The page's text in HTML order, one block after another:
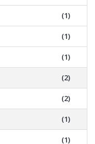
(1)
(1)
(1)
(2)
(2)
(1)
(1)